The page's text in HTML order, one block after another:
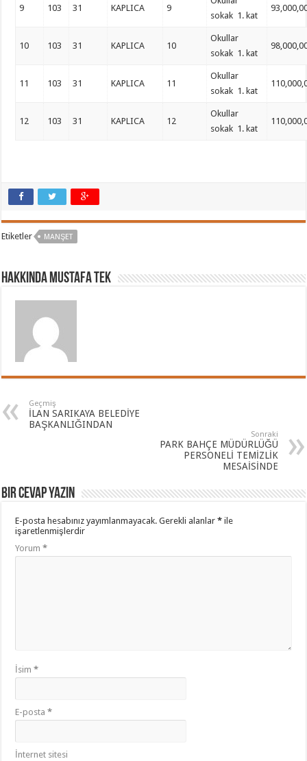
9 103 31 KAPLICA 9
sokak 1. kat
10 103 31 KAPLICA 10
Okullar
sokak 1. kat
11 103 31 KAPLICA 11
Okullar
sokak 1. kat
12 103 31 KAPLICA 12
Okullar
sokak 1. kat
Etiketler MANŞET
Hakkında Mustafa TEK
Geçmiş
İLAN SARIKAYA BELEDİYE
BAŞKANLIĞINDAN
Sonraki
PARK BAHÇE MÜDÜRLÜĞÜ
PERSONELİ TEMİZLİK
MESAİSİNDE
Bir cevap yazın
E-posta hesabınız yayımlanmayacak. Gerekli alanlar* ile
işaretlenmişlerdir
Yorum*
İsim*
E-posta*
İnternet sitesi